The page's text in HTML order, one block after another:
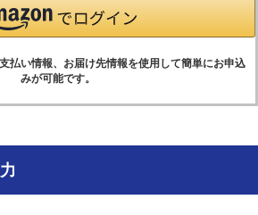
払い情報、お届け先情報を使用して簡単にお申込
みが可能です。